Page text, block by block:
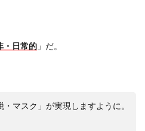
・日常的 」だ。
マスク」が実現しますように。